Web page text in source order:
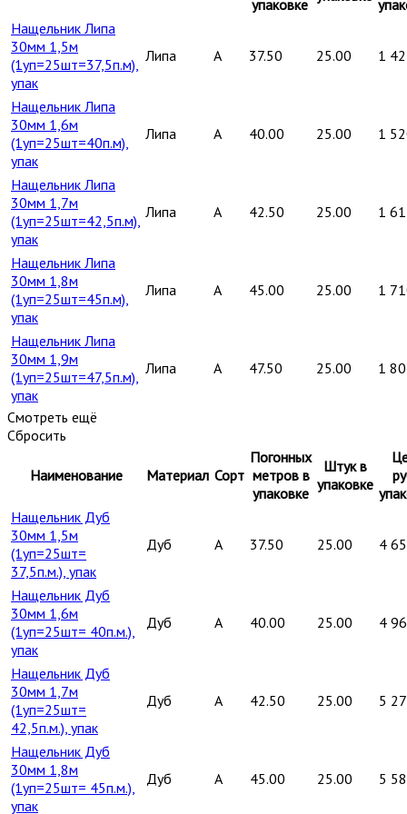
упаковке
Нащельник Липа
30мм 1,5м
(1уп=25шт=37,5п.м),
упак
Липа A 37.50 25.00 1
Нащельник Липа
30мм 1,6м
(1уп=25шт=40п.м),
упак
Липа A 40.00 25.00 1
Нащельник Липа
30мм 1,7м
(1уп=25шт=42,5п.м),
упак
Липа A 42.50 25.00 1
Нащельник Липа
30мм 1,8м
(1уп=25шт=45п.м),
упак
Липа A 45.00 25.00 1
Нащельник Липа
30мм 1,9м
(1уп=25шт=47,5п.м),
упак
Липа A 47.50 25.00 1
Смотреть ещё
Сбросить
Наименование Материал Сорт
Погонных
метров в
упаковке
Штук в
упаковке
Нащельник Дуб
30мм 1,5м
(1уп=25шт=
37,5п.м.), упак
Дуб A 37.50 25.00 4
Нащельник Дуб
30мм 1,6м
(1уп=25шт= 40п.м.),
упак
Дуб A 40.00 25.00 4
Нащельник Дуб
30мм 1,7м
(1уп=25шт=
42,5п.м.), упак
Дуб A 42.50 25.00 5
Нащельник Дуб
30мм 1,8м
(1уп=25шт= 45п.м.),
упак
Дуб A 45.00 25.00 5